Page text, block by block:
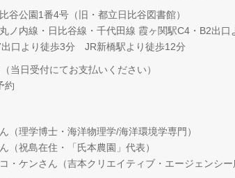
谷公園1番4号（旧・都立日比谷図書館）
ノ内線・日比谷線・千代田線 霞ヶ関駅C4・B2出
出口より徒歩3分 JR新橋駅より徒歩12分
当日受付にてお支払いください）
約
（理学博士・海洋物理学/海洋環境学専門）
（祝島在住・「氏本農園」代表）
・ケンさん（吉本クリエイティブ・エージェンシー